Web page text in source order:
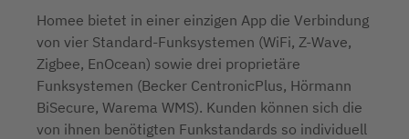
Homee bietet in einer einzigen App die Verbindung
von vier Standard-Funksystemen (WiFi, Z-Wave,
Zigbee, EnOcean) sowie drei proprietäre
Funksystemen (Becker CentronicPlus, Hörmann
BiSecure, Warema WMS). Kunden können sich die
von ihnen benötigten Funkstandards so individuell